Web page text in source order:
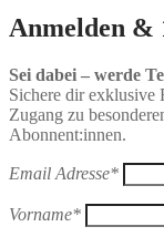
Anmelden &
Sei dabei – werde
Sichere dir exklusive
Zugang zu
Abonnent:innen.
Email Adresse*
Vorname*